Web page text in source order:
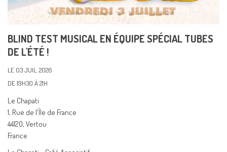
BLIND TEST MUSICAL EN ÉQUIPE SPÉCIAL TUBES
DE L'ÉTÉ !
LE 03 JUIL. 2026
DE 19H30 À 21H
Le Chapati
1, Rue de l'Île de France
44120, Vertou
France